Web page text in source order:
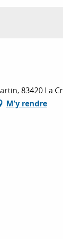
83420 La
M'y rendre